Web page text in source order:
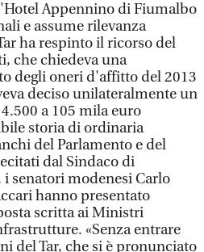
Appennino di Fiumalbo
e assume rilevanza
ha respinto il ricorso del
che chiedeva una
degli oneri d'affitto del 2013
deciso unilateralmente un
a 105 mila euro
storia di ordinaria
del Parlamento e del
dal Sindaco di
senatori modenesi Carlo
hanno presentato
scritta ai Ministri
«Senza entrare
del Tar, che si è pronunciato